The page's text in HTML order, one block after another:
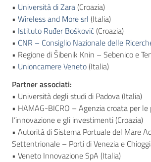
• Università di Zara (Croazia)
• Wireless and More srl (Italia)
• Istituto Ruđer Bošković (Croazia)
• CNR – Consiglio Nazionale delle
• Regione di Šibenik Knin – Sebenico e
• Unioncamere Veneto (Italia)
Partner associati:
• Università degli studi di Padova (Italia)
• HAMAG-BICRO – Agenzia croata per le
l’innovazione e gli investimenti (Croazia)
• Autorità di Sistema Portuale del Mare
Settentrionale – Porti di Venezia e
• Veneto Innovazione SpA (Italia)